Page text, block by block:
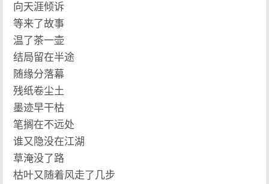
向天涯倾诉
等来了故事
温了茶一壶
结局留在半途
随缘分落幕
残纸卷尘土
墨迹早干枯
笔搁在不远处
谁又隐没在江湖
草淹没了路
枯叶又随着风走了几步